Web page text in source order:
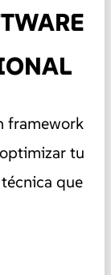
framework
tu
que